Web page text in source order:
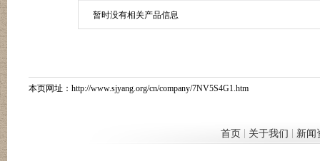
暂时没有相关产品信息
本页网址： http://www.sjyang.org/cn/company/7NV5S4G1.htm
首页| 关于我们 新闻